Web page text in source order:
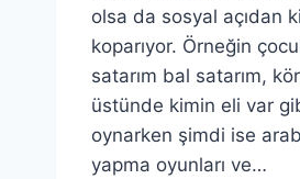
olsa da sosyal açıdan
koparıyor. Örneğin
satarım bal satarım,
üstünde kimin eli var
oynarken şimdi ise
yapma oyunları ve…